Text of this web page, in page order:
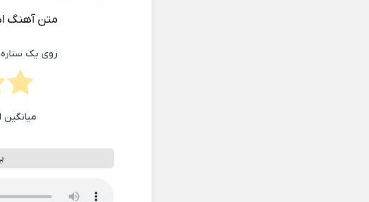
متن آهنگ
روی یک ستاره
میانگین